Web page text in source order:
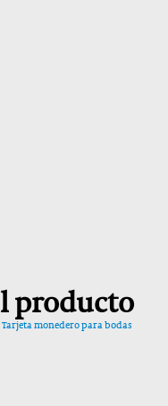
producto
Tarjeta monedero para bodas